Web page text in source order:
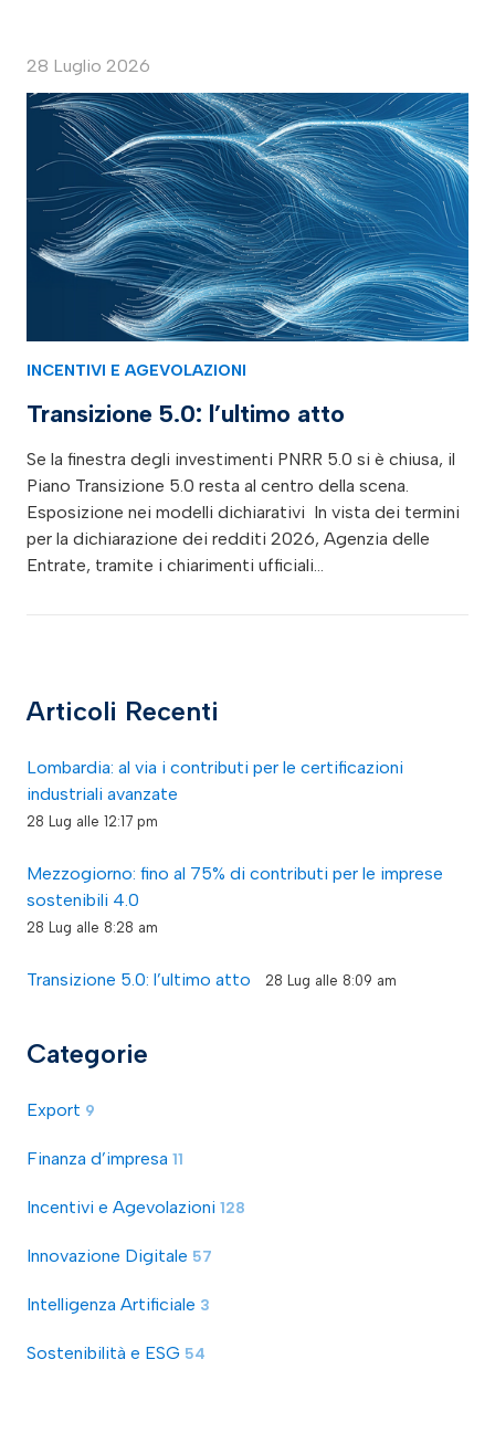
28 Luglio 2026
INCENTIVI E AGEVOLAZIONI
Transizione 5.0: l’ultimo atto
Se la finestra degli investimenti PNRR 5.0 si è chiusa, il
Piano Transizione 5.0 resta al centro della scena.
Esposizione nei modelli dichiarativi In vista dei termini
per la dichiarazione dei redditi 2026, Agenzia delle
Entrate, tramite i chiarimenti ufficiali…
Articoli Recenti
Lombardia: al via i contributi per le certificazioni
industriali avanzate
28 Lug alle 12:17 pm
Mezzogiorno: fino al 75% di contributi per le imprese
sostenibili 4.0
28 Lug alle 8:28 am
Transizione 5.0: l’ultimo atto 28 Lug alle 8:09 am
Categorie
Export 9
Finanza d’impresa 11
Incentivi e Agevolazioni 128
Innovazione Digitale 57
Intelligenza Artificiale 3
Sostenibilità e ESG 54